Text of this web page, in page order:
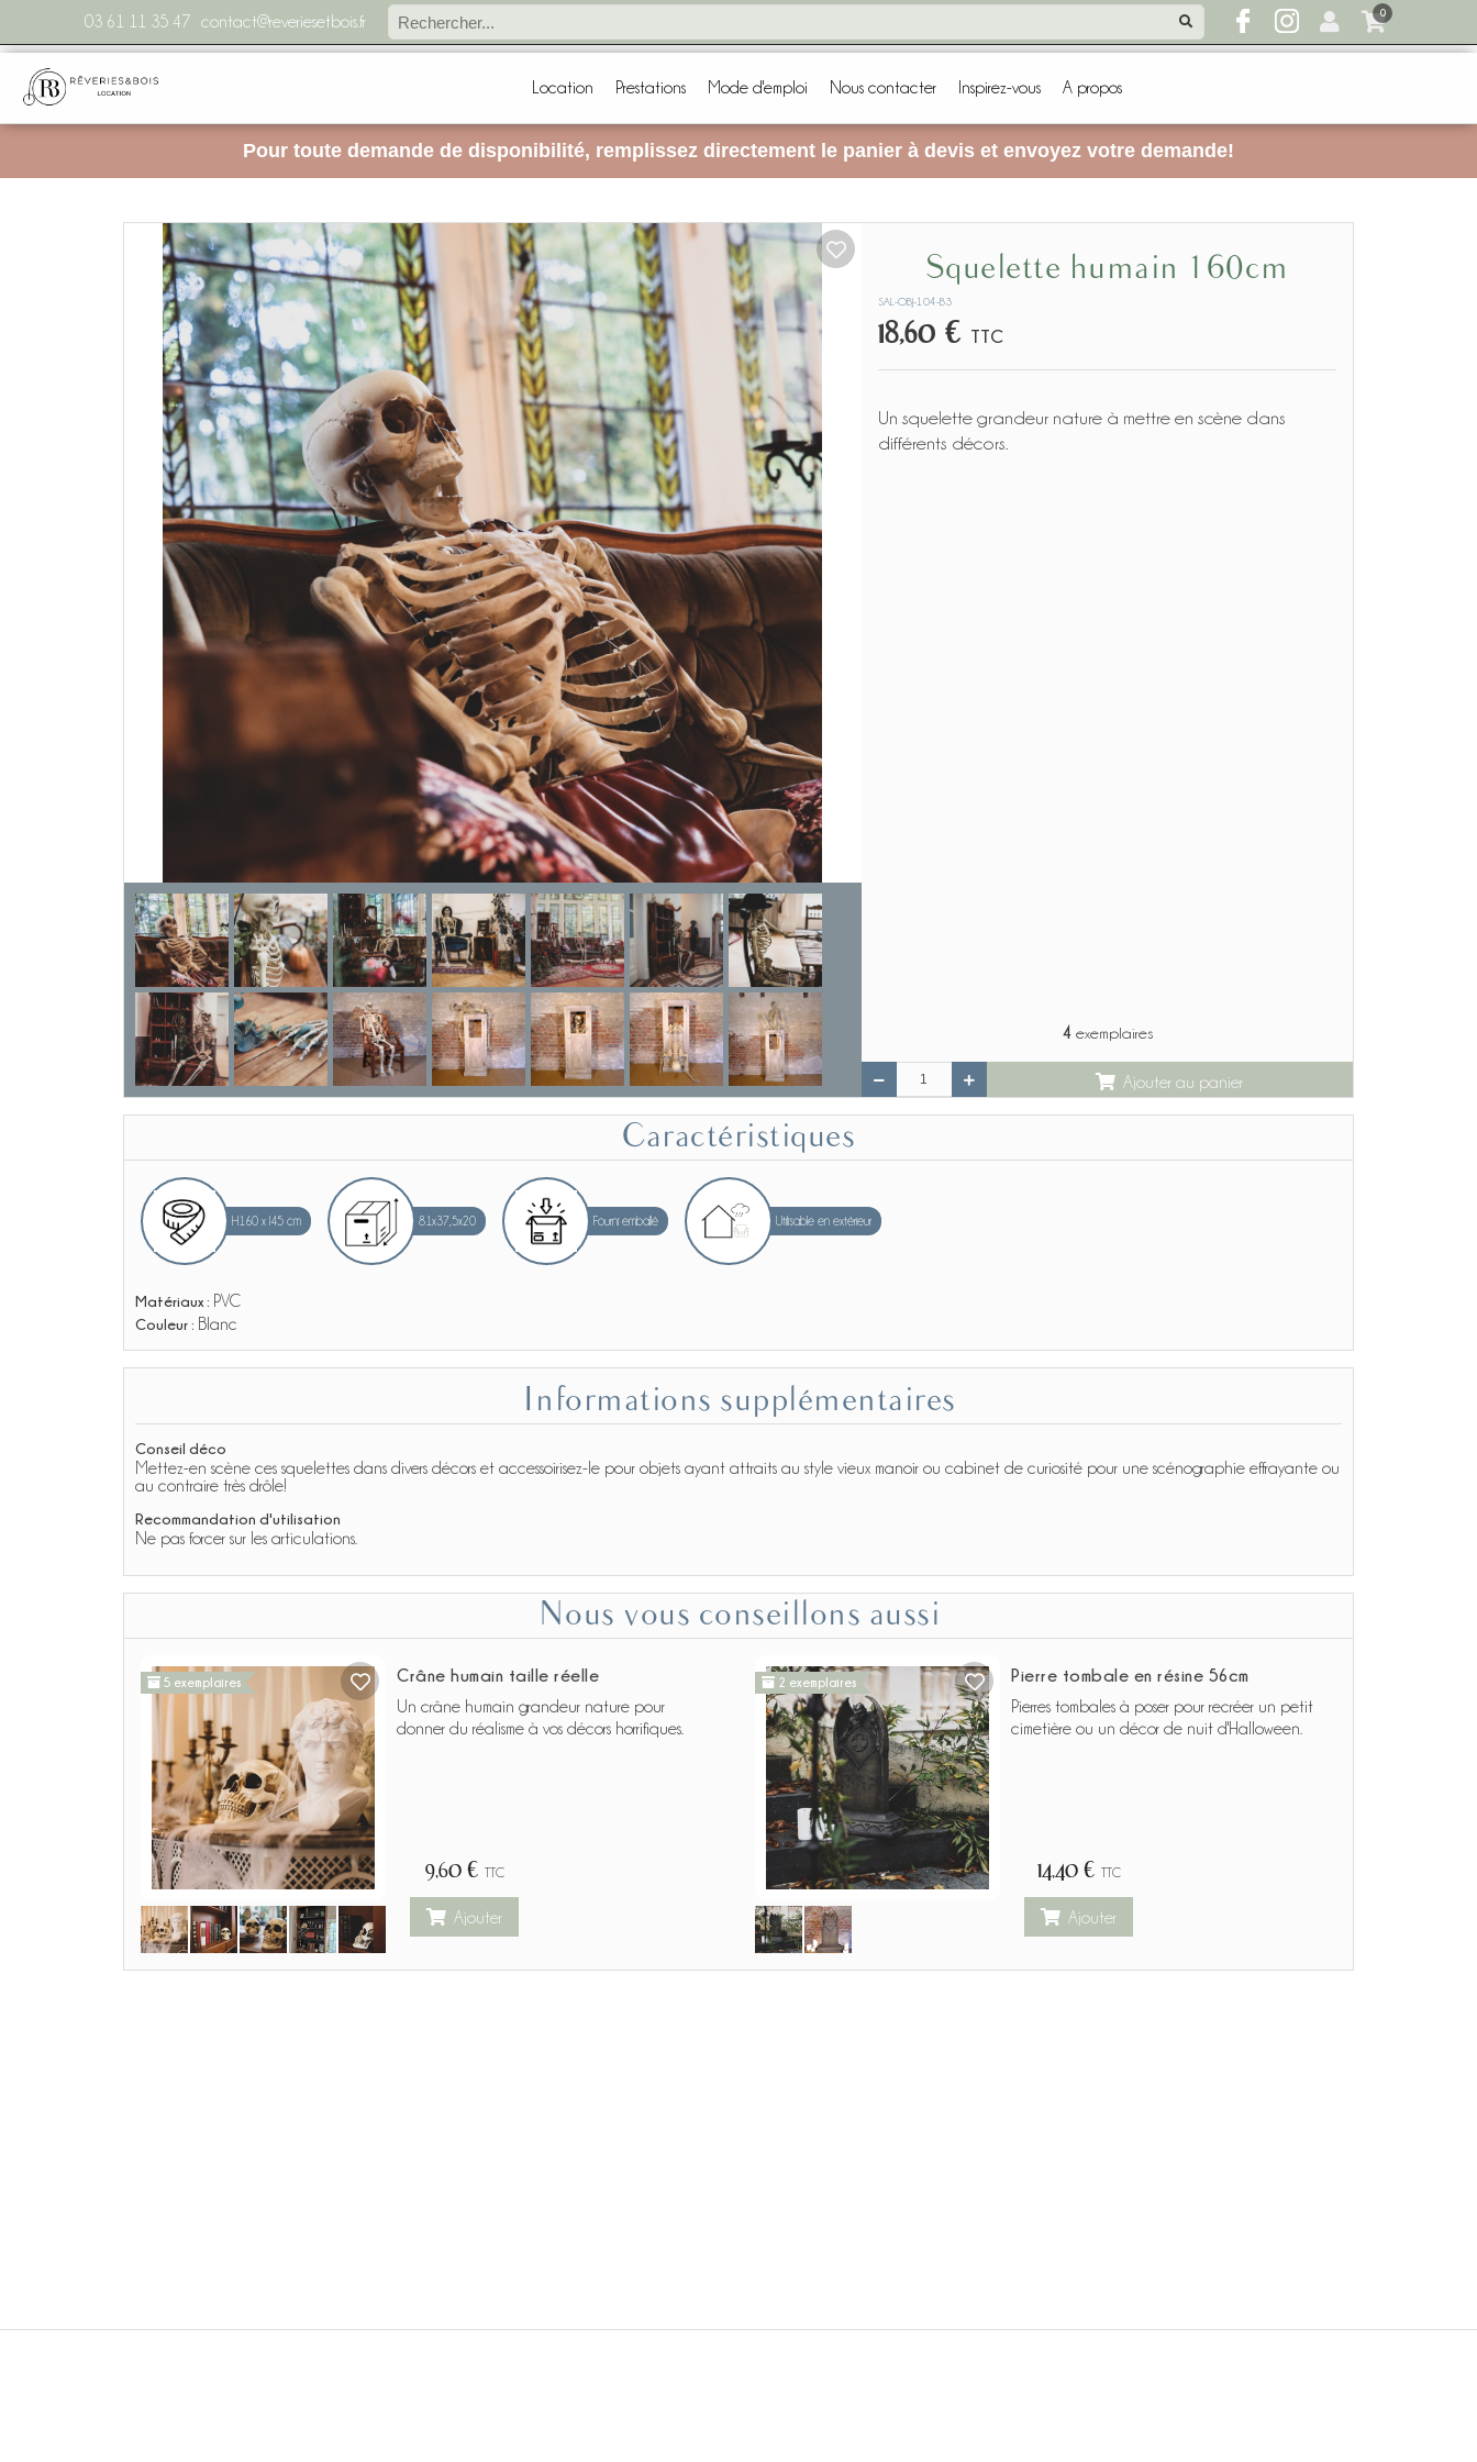
03 61 11 35 47 contact@reveriesetbois.fr
0
Location Prestations Mode d'emploi Nous contacter Inspirez-vous A propos
Pour toute demande de disponibilité, remplissez directement le panier à devis et envoyez votre demande!
Squelette humain 160cm
SAL-OBJ-104-B3
18,60 € TTC
Un squelette grandeur nature à mettre en scène dans
différents décors.
4exemplaires
Ajouter au panier
Caractéristiques
H160 x l45 cm 81x37,5x20 Fourni emballé Utilisable en extérieur
Matériaux : PVC
Couleur : Blanc
Informations supplémentaires
Conseil déco
Mettez-en scène ces squelettes dans divers décors et accessoirisez-le pour objets ayant attraits au style vieux manoir ou cabinet de curiosité pour une scénographie effrayante ou
au contraire très drôle!
Recommandation d'utilisation
Ne pas forcer sur les articulations.
Nous vous conseillons aussi
5 exemplaires
Crâne humain taille réelle
Un crâne humain grandeur nature pour
donner du réalisme à vos décors horrifiques.
9,60 € TTC
Ajouter
2 exemplaires
Pierre tombale en résine 56cm
Pierres tombales à poser pour recréer un petit
cimetière ou un décor de nuit d'Halloween.
14,40 € TTC
Ajouter